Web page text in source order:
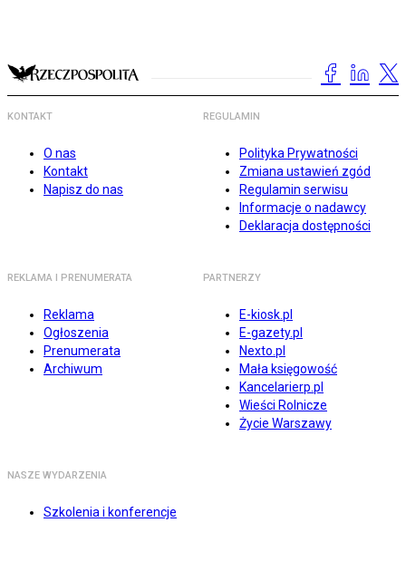
KONTAKT
O nas
Kontakt
Napisz do nas
REGULAMIN
Polityka Prywatności
Zmiana ustawień zgód
Regulamin serwisu
Informacje o nadawcy
Deklaracja dostępności
REKLAMA I PRENUMERATA
Reklama
Ogłoszenia
Prenumerata
Archiwum
PARTNERZY
E-kiosk.pl
E-gazety.pl
Nexto.pl
Mała księgowość
Kancelarierp.pl
Wieści Rolnicze
Życie Warszawy
NASZE WYDARZENIA
Szkolenia i konferencje